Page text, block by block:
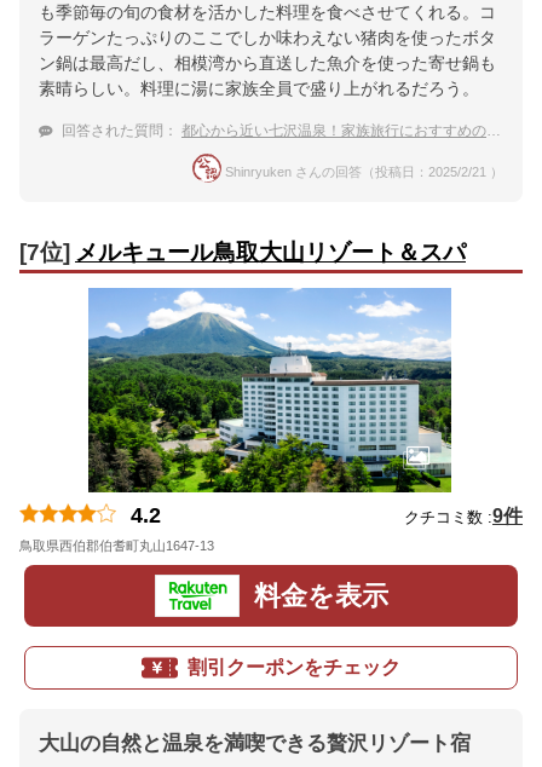
も季節毎の旬の食材を活かした料理を食べさせてくれる。コ
ラーゲンたっぷりのここでしか味わえない猪肉を使ったボタ
ン鍋は最高だし、相模湾から直送した魚介を使った寄せ鍋も
素晴らしい。料理に湯に家族全員で盛り上がれるだろう。
回答された質問： 都心から近い七沢温泉！家族旅行におすすめの温泉宿ってある？
Shinryuken さんの回答（投稿日：2025/2/21 ）
[7位] メルキュール鳥取大山リゾート＆スパ
4.2 クチコミ数 :9件
鳥取県西伯郡伯耆町丸山1647-13
料金を表示
割引クーポンをチェック
大山の自然と温泉を満喫できる贅沢リゾート宿